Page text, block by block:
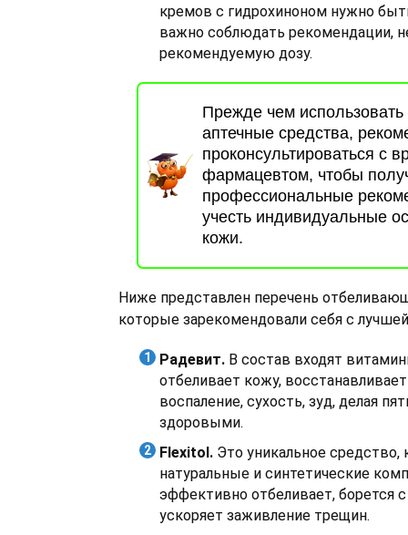
кремов с гидрохиноном нужно
важно соблюдать рекомендации,
рекомендуемую дозу.
Прежде чем
аптечные средства,
проконсультироваться с
фармацевтом, чтобы
профессиональные
учесть индивидуальные
кожи.
Ниже представлен перечень
которые зарекомендовали себя с
Радевит. В состав входят
отбеливает кожу,
воспаление, сухость, зуд, делая
здоровыми.
Flexitol. Это уникальное
натуральные и синтетические
эффективно отбеливает, борется
ускоряет заживление трещин.